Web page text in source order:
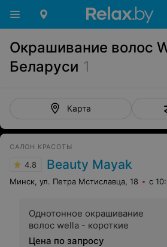
Окрашивание волос
Беларуси 1
Карта
САЛОН КРАСОТЫ
4.8 Beauty Mayak
Минск, ул. Петра Мстиславца, 18 с
Однотонное окрашивание
волос wella - короткие
Цена по запросу